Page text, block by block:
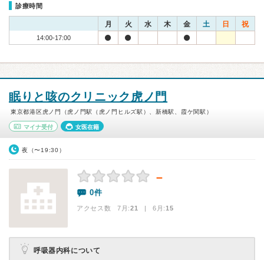
診療時間
月 火 水 木 金 土 日 祝
14:00-17:00
眠りと咳のクリニック虎ノ門
東京都港区虎ノ門（虎ノ門駅（虎ノ門ヒルズ駅）、新橋駅、霞ケ関駅）
マイナ受付 女医在籍
夜（〜19:30）
－
0件
アクセス数 7月:21 | 6月:15
呼吸器内科について